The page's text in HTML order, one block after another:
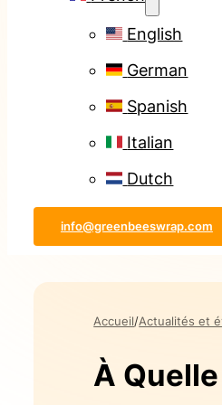
English
German
Spanish
Italian
Dutch
info@greenbeeswrap.com
Accueil Actualités et
À